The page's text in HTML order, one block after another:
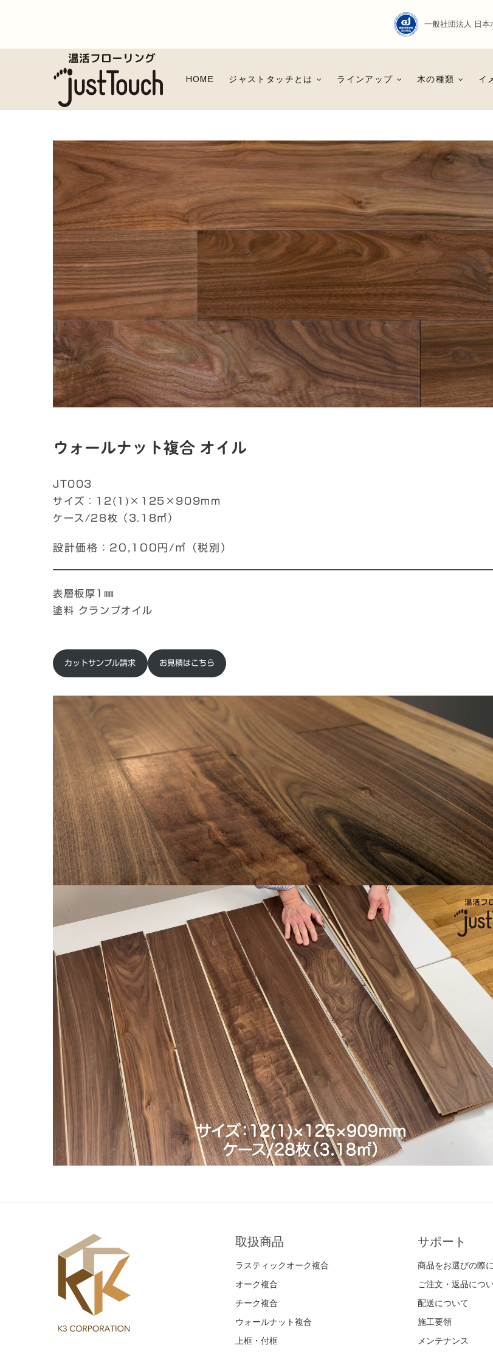
一般社団法人 日
温活フローリング Just Touch
HOME ジャストタッチとは ラインアップ 木の種類 イ
ウォールナット複合 オイル
JT003
サイズ：12(1)×125×909mm
ケース/28枚（3.18㎡）
設計価格：20,100円/㎡（税別）
表層板厚1㎜
塗料 クランプオイル
カットサンプル請求 お見積はこちら
取扱商品
ラスティックオーク複合
オーク複合
チーク複合
ウォールナット複合
上框・付框
サポート
商品をお選びの際に
ご注文・返品につ
配送について
施工要領
メンテナンス